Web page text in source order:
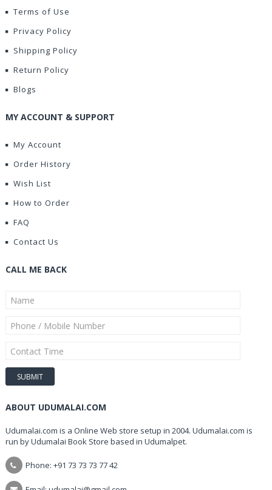
Terms of Use
Privacy Policy
Shipping Policy
Return Policy
Blogs
MY ACCOUNT & SUPPORT
My Account
Order History
Wish List
How to Order
FAQ
Contact Us
CALL ME BACK
ABOUT UDUMALAI.COM
Udumalai.com is a Online Web store setup in 2004. Udumalai.com is
run by Udumalai Book Store based in Udumalpet.
Phone: +91 73 73 73 77 42